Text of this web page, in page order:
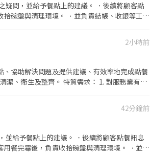
疑問，並給予餐點上的建議。 ．後續將顧客點
碗盤與清理環境。 ．並負責結帳、收銀等工
2小時前
協助解決問題及提供建議、有效率地完成點餐
潔、衛生及整齊。 特質需求： 1. 對服務業有興
請先投遞
服務業 一展長才的熱血夥伴加入我們!!
42分鐘前
並給予餐點上的建議。 ．後續將顧客點餐訊息
餐完畢後，負責收拾碗盤與清理環境。 ．並負